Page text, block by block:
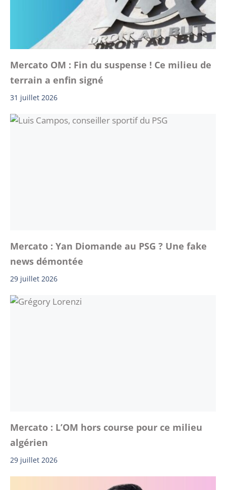
Mercato OM : Fin du suspense ! Ce milieu de
terrain a enfin signé
31 juillet 2026
Mercato : Yan Diomande au PSG ? Une fake
news démontée
29 juillet 2026
Mercato : L’OM hors course pour ce milieu
algérien
29 juillet 2026